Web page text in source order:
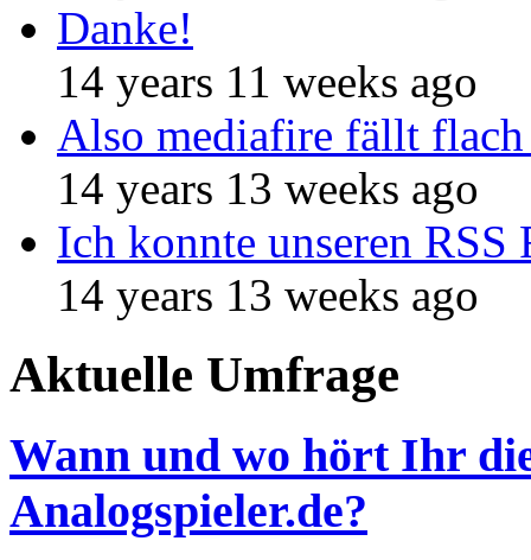
Danke!
14 years 11 weeks ago
Also mediafire fällt
14 years 13 weeks ago
Ich konnte unseren RSS
14 years 13 weeks ago
Aktuelle Umfrage
Wann und wo hört Ihr
Analogspieler.de?